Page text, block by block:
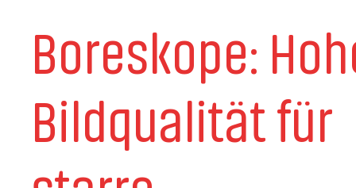
Boreskope:
Bildqualität für